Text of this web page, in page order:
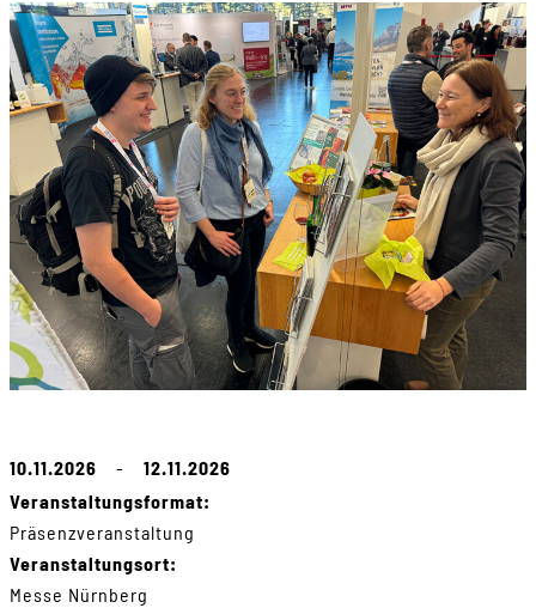
10.11.2026 -
12.11.2026
Veranstaltungsformat:
Präsenzveranstaltung
Veranstaltungsort:
Messe Nürnberg